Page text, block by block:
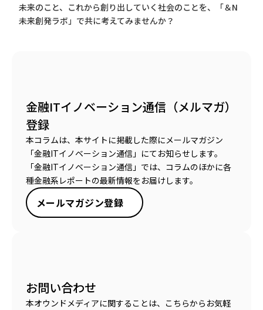
未来のこと、これから創り出していく社会のことを、「＆N
未来創発ラボ」で共に考えてみませんか？
金融ITイノベーション通信（メルマガ）
登録
本コラムは、本サイトに掲載した際にメールマガジン
「金融ITイノベーション通信」にてお知らせします。
「金融ITイノベーション通信」では、コラムのほかに各
種金融系レポートの最新情報をお届けします。
メールマガジン登録
お問い合わせ
本オウンドメディアに関することは、こちらからお気軽